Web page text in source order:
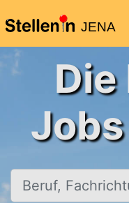
JENA
Beruf, Fachrichtung,